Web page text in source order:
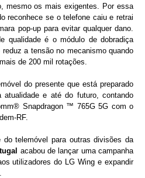
mesmo os mais exigentes. Por essa
reconhece se o telefone caiu e retrai
pop-up para evitar qualquer dano.
qualidade é o módulo de dobradiça
a tensão no mecanismo quando
de 200 mil rotações.
do presente que está preparado
atualidade e até do futuro, contando
Snapdragon ™ 765G 5G com o
RF.
telemóvel para outras divisões da
acabou de lançar uma campanha
utilizadores do LG Wing e expandir